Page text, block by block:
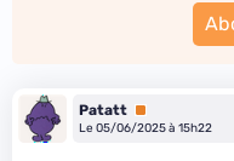
Patatt Premium
Le 05/06/2025 à 15h22